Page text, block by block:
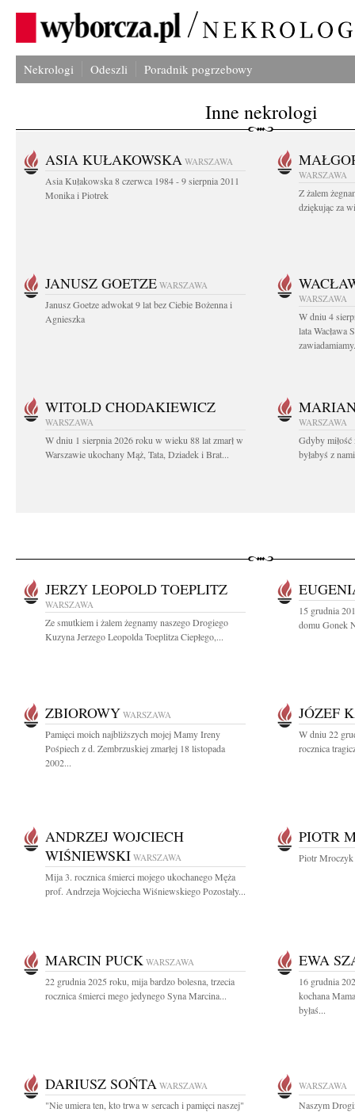
Nekrologi Odeszli Poradnik pogrzebowy
Inne nekrologi
ASIA KUŁAKOWSKA WARSZAWA
Asia Kułakowska 8 czerwca 1984 - 9 sierpnia 2011
Monika i Piotrek
WARSZAWA
Z żalem
dziękując za
JANUSZ GOETZE WARSZAWA
Janusz Goetze adwokat 9 lat bez Ciebie Bożenna i
Agnieszka
WARSZAWA
W dniu 4
lata Wacława
WITOLD CHODAKIEWICZ
WARSZAWA
W dniu 1 sierpnia 2026 roku w wieku 88 lat zmarł w
Warszawie ukochany Mąż, Tata, Dziadek i Brat...
WARSZAWA
Gdyby miłość
byłabyś z
JERZY LEOPOLD TOEPLITZ
WARSZAWA
Ze smutkiem i żalem żegnamy naszego Drogiego
Kuzyna Jerzego Leopolda Toeplitza Ciepłego,...
15 grudnia
domu Gonek
ZBIOROWY WARSZAWA
Pamięci moich najbliższych mojej Mamy Ireny
Pośpiech z d. Zembrzuskiej zmarłej 18 listopada
2002...
JÓZEF
W dniu 22
rocznica
ANDRZEJ WOJCIECH
WIŚNIEWSKI WARSZAWA
Mija 3. rocznica śmierci mojego ukochanego Męża
prof. Andrzeja Wojciecha Wiśniewskiego Pozostały...
PIOTR
Piotr Mroczyk
MARCIN PUCK WARSZAWA
22 grudnia 2025 roku, mija bardzo bolesna, trzecia
rocznica śmierci mego jedynego Syna Marcina...
EWA
16 grudnia
kochana
byłaś...
DARIUSZ SOŃTA WARSZAWA
"Nie umiera ten, kto trwa w sercach i pamięci naszej"
WARSZAWA
Naszym